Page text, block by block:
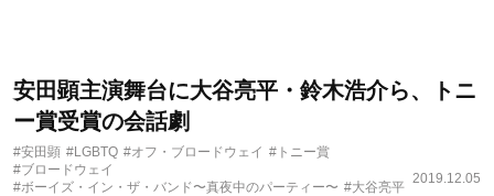
安田顕主演舞台に大谷亮平・鈴木浩介ら、トニ
ー賞受賞の会話劇
#安田顕 #LGBTQ #オフ・ブロードウェイ #トニー賞
#ブロードウェイ
#ボーイズ・イン・ザ・バンド〜真夜中のパーティー〜 #大谷亮平
2019.12.05